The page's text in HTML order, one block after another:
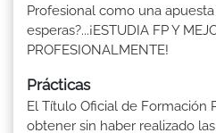
Profesional como una
esperas?...¡ESTUDIA FP Y
PROFESIONALMENTE!
Prácticas
El Título Oficial de Formación
obtener sin haber realizado